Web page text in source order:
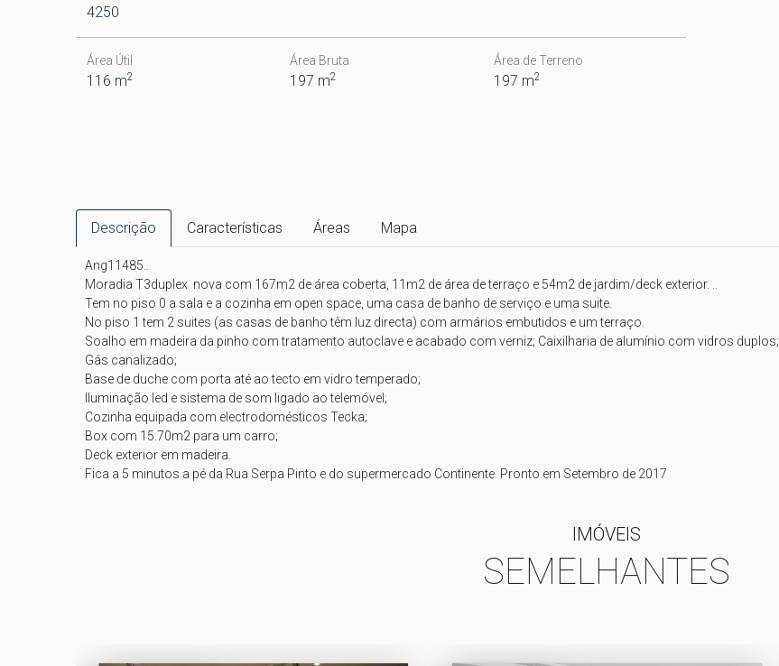
4250
Área Útil
116 m2
Área Bruta
197 m2
Área de Terreno
197 m2
Descrição Características Áreas Mapa
Ang11485..
Moradia T3duplex  nova com 167m2 de área coberta, 11m2 de área de terraço e 54m2 de jardim/deck exterior. ..
Tem no piso 0 a sala e a cozinha em open space, uma casa de banho de serviço e uma suite.
No piso 1 tem 2 suites (as casas de banho têm luz directa) com armários embutidos e um terraço.
Soalho em madeira da pinho com tratamento autoclave e acabado com verniz; Caixilharia de alumínio com vidros duplos;
Gás canalizado;
Base de duche com porta até ao tecto em vidro temperado;
Iluminação led e sistema de som ligado ao telemóvel;
Cozinha equipada com electrodomésticos Tecka;
Box com 15.70m2 para um carro;
Deck exterior em madeira.
Fica a 5 minutos a pé da Rua Serpa Pinto e do supermercado Continente. Pronto em Setembro de 2017
IMÓVEIS
SEMELHANTES